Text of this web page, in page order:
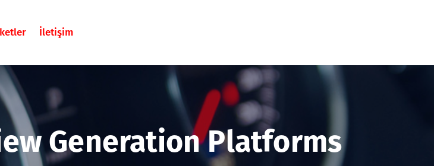
İletişim
Generation Platforms